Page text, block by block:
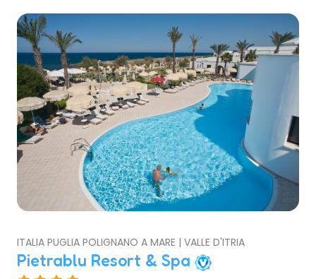
ITALIA PUGLIA POLIGNANO A MARE | VALLE D'ITRIA
Pietrablu Resort & Spa